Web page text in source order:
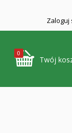
Zaloguj
0
Twój